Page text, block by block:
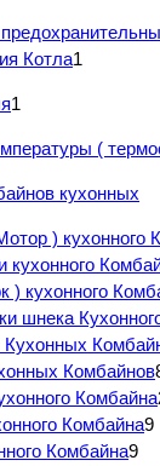
Котла1
1
(
кухонных
) кухонного
) кухонного
шнека
Комбайнов
Комбайна
Комбайна9
Комбайна9